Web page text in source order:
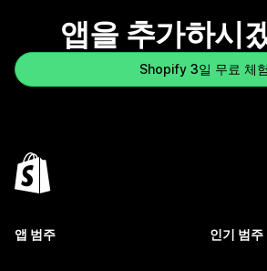
앱을 추가하시
Shopify 3일 무료 체험
앱 범주 인기 범주